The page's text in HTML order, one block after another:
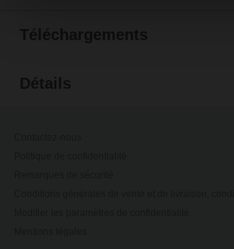
Téléchargements
Détails